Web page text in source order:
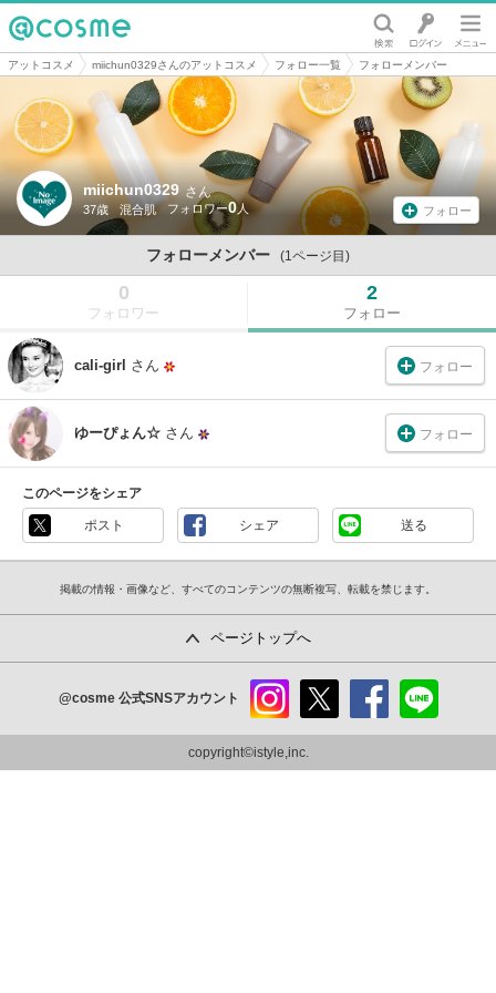
@cosme
アットコスメ miichun0329さんのアットコスメ フォロー一覧 フォローメンバー
miichun0329 さん
37歳 混合肌 0 フォロー
フォローメンバー (1ページ目)
0
フォロワー
2
フォロー
cali-girl さん フォロー
ゆーぴょん☆ さん フォロー
このページをシェア
ポスト シェア 送る
掲載の情報・画像など、すべてのコンテンツの無断複写、転載を禁じます。
ページトップへ
@cosme 公式SNSアカウント
ram
copyright©istyle,inc.